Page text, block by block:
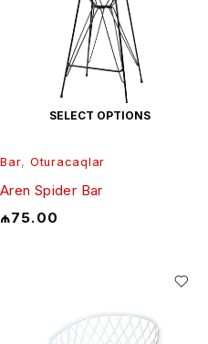
SELECT OPTIONS
Bar, Oturacaqlar
Aren Spider Bar
₼75.00